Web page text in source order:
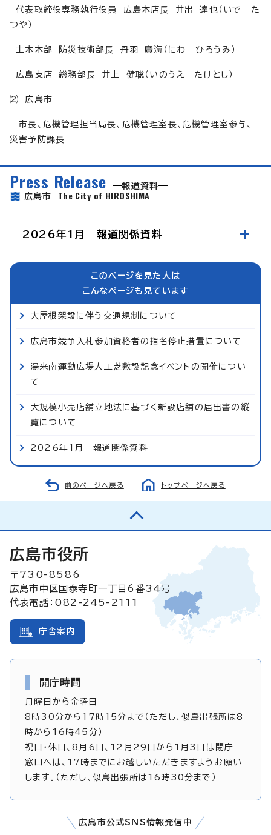
代表取締役専務執行役員 広島本店長 井出 達也（いで た
つや）
土木本部 防災技術部長 丹羽 廣海（にわ ひろうみ）
広島支店 総務部長 井上 健聡（いのうえ たけとし）
⑵ 広島市
市長、危機管理担当局長、危機管理室長、危機管理室参与、
災害予防課長
Press Release
報道資料
広島市 The City of HIROSHIMA
2026年1月 報道関係資料
このページを見た人は
こんなページも見ています
大屋根架設に伴う交通規制について
広島市競争入札参加資格者の指名停止措置について
湯来南運動広場人工芝敷設記念イベントの開催につい
て
大規模小売店舗立地法に基づく新設店舗の届出書の縦
覧について
2026年1月 報道関係資料
前のページへ戻る トップページへ戻る
広島市役所
〒730-8586
広島市中区国泰寺町一丁目6番34号
代表電話：082-245-2111
庁舎案内
開庁時間
月曜日から金曜日
8時30分から17時15分まで（ただし、似島出張所は8
時から16時45分）
祝日・休日、8月6日、12月29日から1月3日は閉庁
窓口へは、17時までにお越しいただきますようお願い
します。（ただし、似島出張所は16時30分まで）
広島市公式SNS情報発信中